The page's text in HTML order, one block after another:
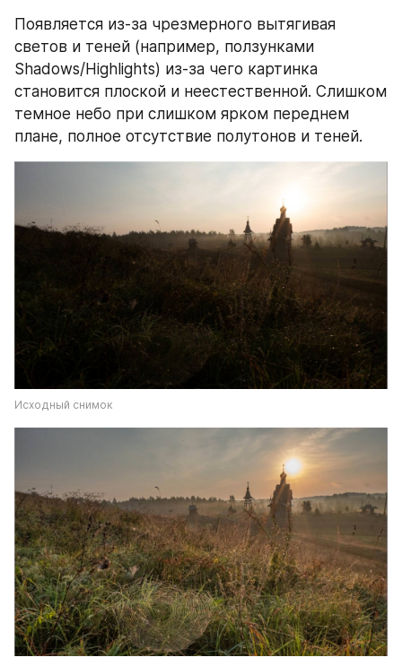
Появляется из-за чрезмерного вытягивая
светов и теней (например, ползунками
Shadows/Highlights) из-за чего картинка
становится плоской и неестественной. Слишком
темное небо при слишком ярком переднем
плане, полное отсутствие полутонов и теней.
Исходный снимок